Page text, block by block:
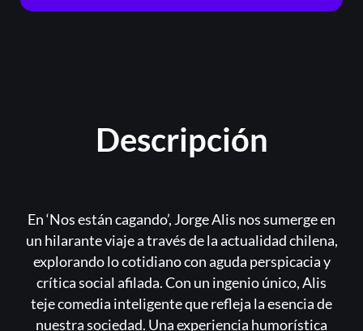
Descripción
En ‘Nos están cagando’, Jorge Alis nos sumerge en
un hilarante viaje a través de la actualidad chilena,
explorando lo cotidiano con aguda perspicacia y
crítica social afilada. Con un ingenio único, Alis
teje comedia inteligente que refleja la esencia de
nuestra sociedad. Una experiencia humorística